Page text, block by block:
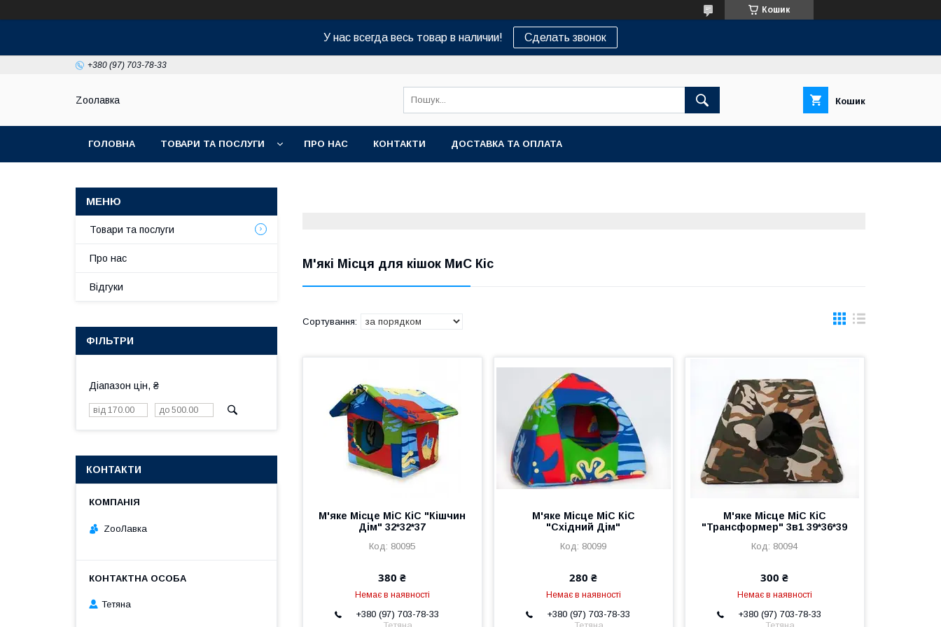
Кошик
У нас всегда весь товар в наличии! Сделать звонок
+380 (97) 703-78-33
Zooлавка Кошик
ГОЛОВНА ТОВАРИ ТА ПОСЛУГИ ПРО НАС КОНТАКТИ ДОСТАВКА ТА ОПЛАТА
М'які Місця для кішок МиС Кіс
М'яке Місце МіС КіС "Кішчин
Дім" 32*32*37
80095
380 ₴
Немає в наявності
+380 (97) 703-78-33
М'яке Місце МіС КіС
"Східний Дім"
80099
280 ₴
Немає в наявності
+380 (97) 703-78-33
М'яке Місце МіС КіС
"Трансформер" 3в1 39*36*39
80094
300 ₴
Немає в наявності
+380 (97) 703-78-33
Товари та послуги
Про нас
Відгуки
ФІЛЬТРИ
Діапазон цін, ₴
КОНТАКТИ
ZooЛавка
Тетяна